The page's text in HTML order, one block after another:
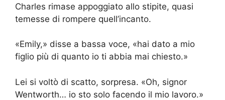
Charles rimase appoggiato allo stipite, quasi
temesse di rompere quell’incanto.
«Emily,» disse a bassa voce, «hai dato a mio
figlio più di quanto io ti abbia mai chiesto.»
Lei si voltò di scatto, sorpresa. «Oh, signor
Wentworth… io sto solo facendo il mio lavoro.»